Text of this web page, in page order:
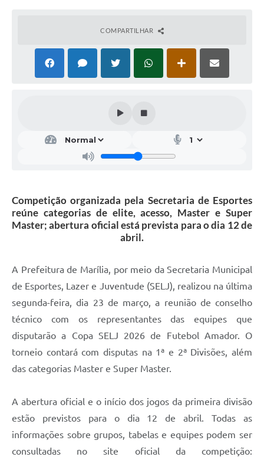
COMPARTILHAR
Competição organizada pela Secretaria de Esportes
reúne categorias de elite, acesso, Master e Super
Master; abertura oficial está prevista para o dia 12 de
abril.
A Prefeitura de Marília, por meio da Secretaria Municipal
de Esportes, Lazer e Juventude (SELJ), realizou na última
segunda-feira, dia 23 de março, a reunião de conselho
técnico com os representantes das equipes que
disputarão a Copa SELJ 2026 de Futebol Amador. O
torneio contará com disputas na 1ª e 2ª Divisões, além
das categorias Master e Super Master.
A abertura oficial e o início dos jogos da primeira divisão
estão previstos para o dia 12 de abril. Todas as
informações sobre grupos, tabelas e equipes podem ser
consultadas no site oficial da competição: